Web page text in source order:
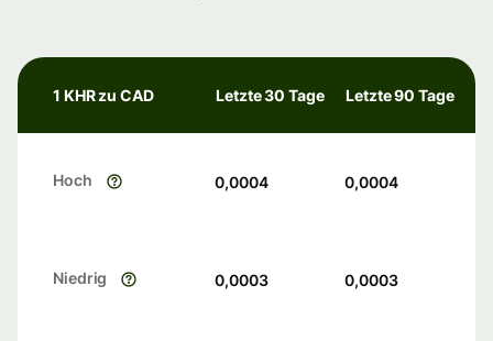
1 KHR zu CAD Letzte 30 Tage Letzte 90 Tage
Hoch 0,0004 0,0004
Niedrig 0,0003 0,0003